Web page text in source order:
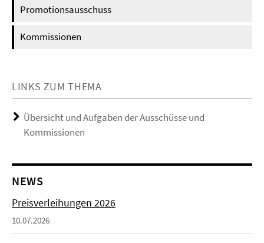
Promotionsausschuss
Kommissionen
LINKS ZUM THEMA
Übersicht und Aufgaben der Ausschüsse und
Kommissionen
NEWS
Preisverleihungen 2026
10.07.2026